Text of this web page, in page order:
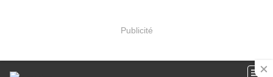
Publicité